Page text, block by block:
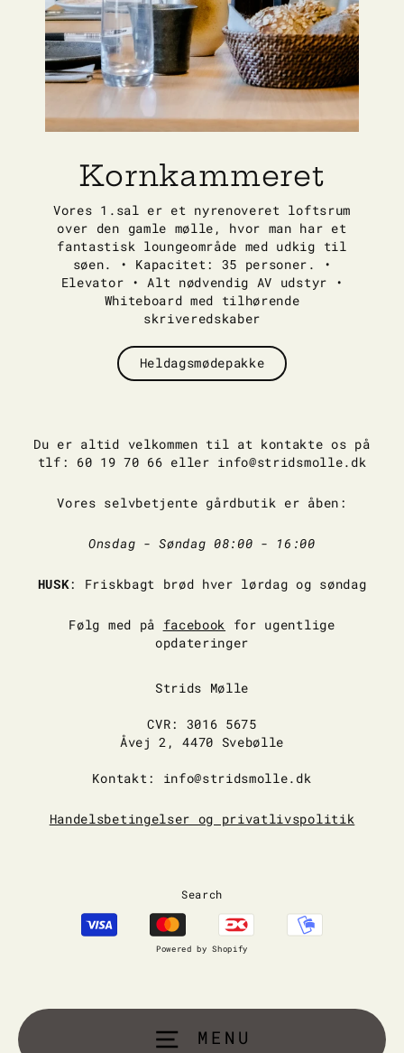
MENU
Kornkammeret
Vores 1.sal er et nyrenoveret loftsrum
over den gamle mølle, hvor man har et
fantastisk loungeområde med udkig til
søen. • Kapacitet: 35 personer. •
Elevator • Alt nødvendig AV udstyr •
Whiteboard med tilhørende
skriveredskaber
Heldagsmødepakke
Du er altid velkommen til at kontakte os på
tlf: 60 19 70 66 eller info@stridsmolle.dk
Vores selvbetjente gårdbutik er åben:
Onsdag - Søndag 08:00 - 16:00
HUSK: Friskbagt brød hver lørdag og søndag
Følg med på facebook for ugentlige
opdateringer
Strids Mølle
CVR: 3016 5675
Åvej 2, 4470 Svebølle
Kontakt: info@stridsmolle.dk
Handelsbetingelser og privatlivspolitik
Search
Powered by Shopify